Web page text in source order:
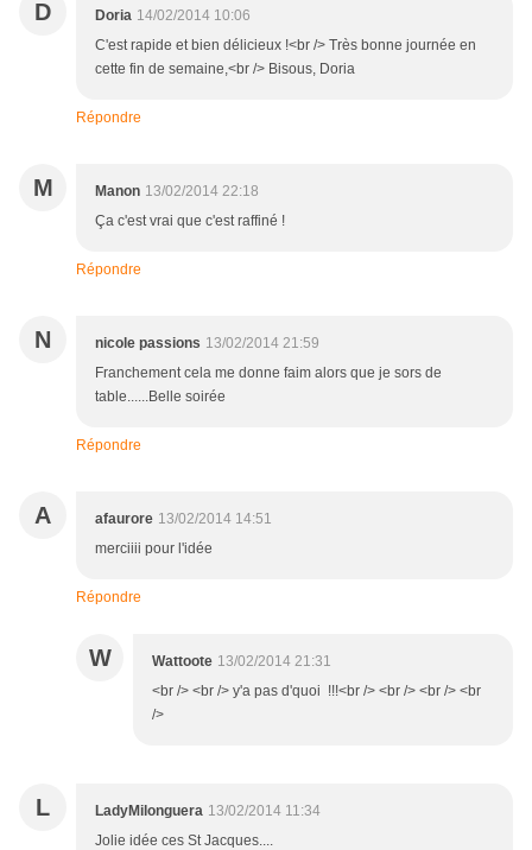
D Doria 14/02/2014 10:06
C'est rapide et bien délicieux !<br /> Très bonne journée en
cette fin de semaine,<br /> Bisous, Doria
Répondre
M Manon 13/02/2014 22:18
Ça c'est vrai que c'est raffiné !
Répondre
N nicole passions 13/02/2014 21:59
Franchement cela me donne faim alors que je sors de
table......Belle soirée
Répondre
A afaurore 13/02/2014 14:51
merciiii pour l'idée
Répondre
W Wattoote 13/02/2014 21:31
<br /> <br /> y'a pas d'quoi !!!<br /> <br /> <br /> <br
/>
L LadyMilonguera 13/02/2014 11:34
Jolie idée ces St Jacques....